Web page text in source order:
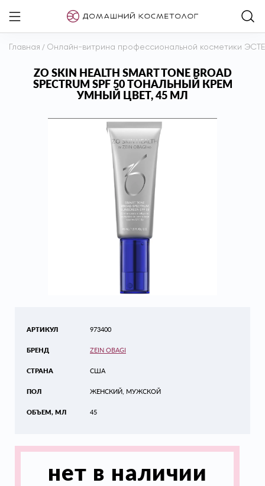
Главная / Онлайн-витрина профессиональной косметики
ZO SKIN HEALTH SMART TONE BROAD
SPECTRUM SPF 50 ТОНАЛЬНЫЙ КРЕМ
УМНЫЙ ЦВЕТ, 45 МЛ
АРТИКУЛ
БРЕНД
СТРАНА
ПОЛ
ОБЪЕМ, МЛ
973400
ZEIN OBAGI
США
ЖЕНСКИЙ, МУЖСКОЙ
45
нет в наличии